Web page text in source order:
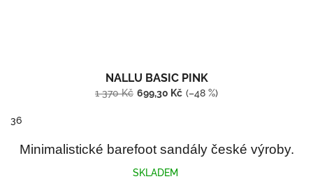
NALLU BASIC PINK
1 370 Kč 699,30 Kč (–48 %)
36
Minimalistické barefoot sandály české výroby.
SKLADEM